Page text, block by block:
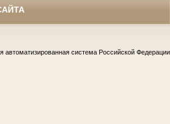
автоматизированная система Российской